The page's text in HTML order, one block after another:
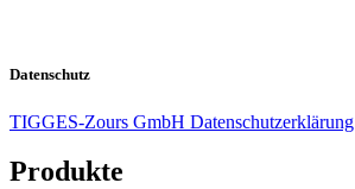
Datenschutz
TIGGES-Zours GmbH Datenschutzerklärung
Produkte